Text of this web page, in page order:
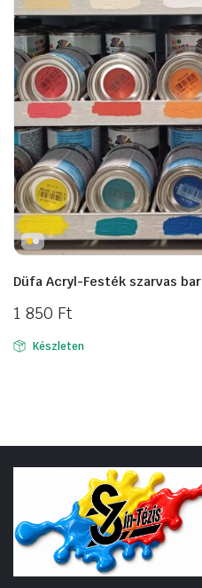
Düfa Acryl-Festék szarvas
1 850 Ft
Készleten